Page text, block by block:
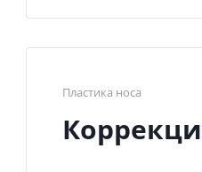
Пластика носа